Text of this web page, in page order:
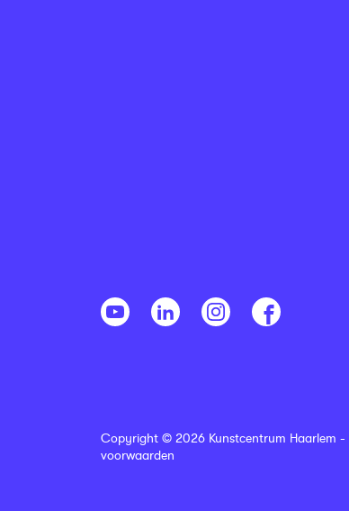
Copyright © 2026 Kunstcentrum Haarlem -
voorwaarden